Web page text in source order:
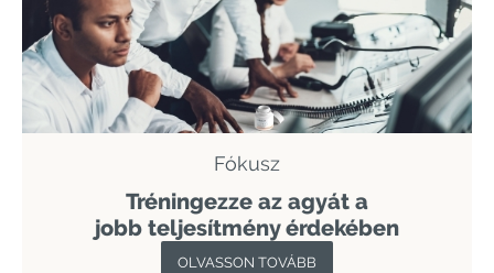
Fókusz
Tréningezze az agyát a
jobb teljesítmény érdekében
OLVASSON TOVÁBB